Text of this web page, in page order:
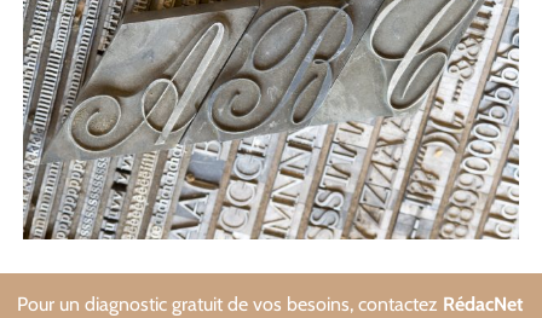
Pour un diagnostic gratuit de vos besoins, contactez RédacNet